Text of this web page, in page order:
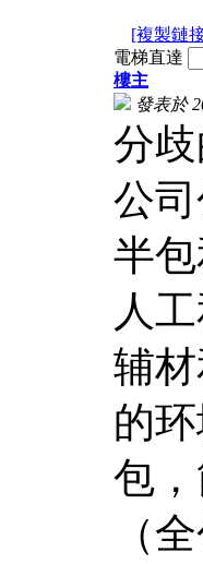
[複製鏈
電梯直達
樓主
發表於
分
公
半
人
辅
的
包
（